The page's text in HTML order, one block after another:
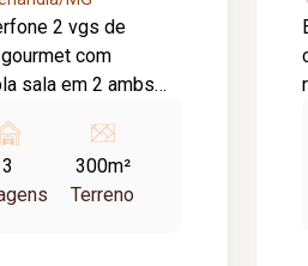
vgs de
em granito
4
embutido
3
300m²
Terreno